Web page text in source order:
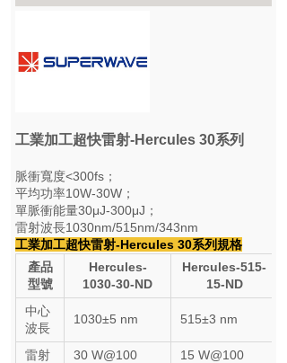
工業加工超快雷射-Hercules 30系列
脈衝寬度<300fs；
平均功率10W-30W；
單脈衝能量30μJ-300μJ；
雷射波長1030nm/515nm/343nm
工業加工超快雷射-Hercules 30系列規格
產品
型號
Hercules-
1030-30-ND
Hercules-515-
15-ND
中心
波長
1030±5 nm 515±3 nm
雷射
30 W@100
15 W@100